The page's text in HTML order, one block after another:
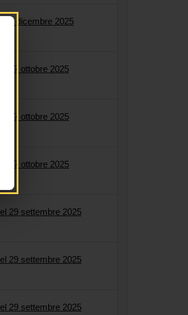
1 dicembre 2025
27 ottobre 2025
27 ottobre 2025
27 ottobre 2025
29 settembre 2025
29 settembre 2025
29 settembre 2025